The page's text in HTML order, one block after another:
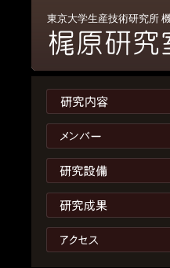
東京大学生産技術研究所